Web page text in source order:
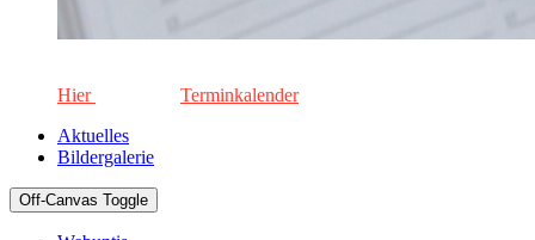
Hier
Terminkalender
Aktuelles
Bildergalerie
Off-Canvas Toggle